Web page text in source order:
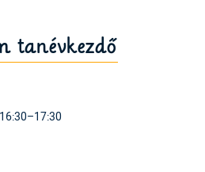
tanévkezdő